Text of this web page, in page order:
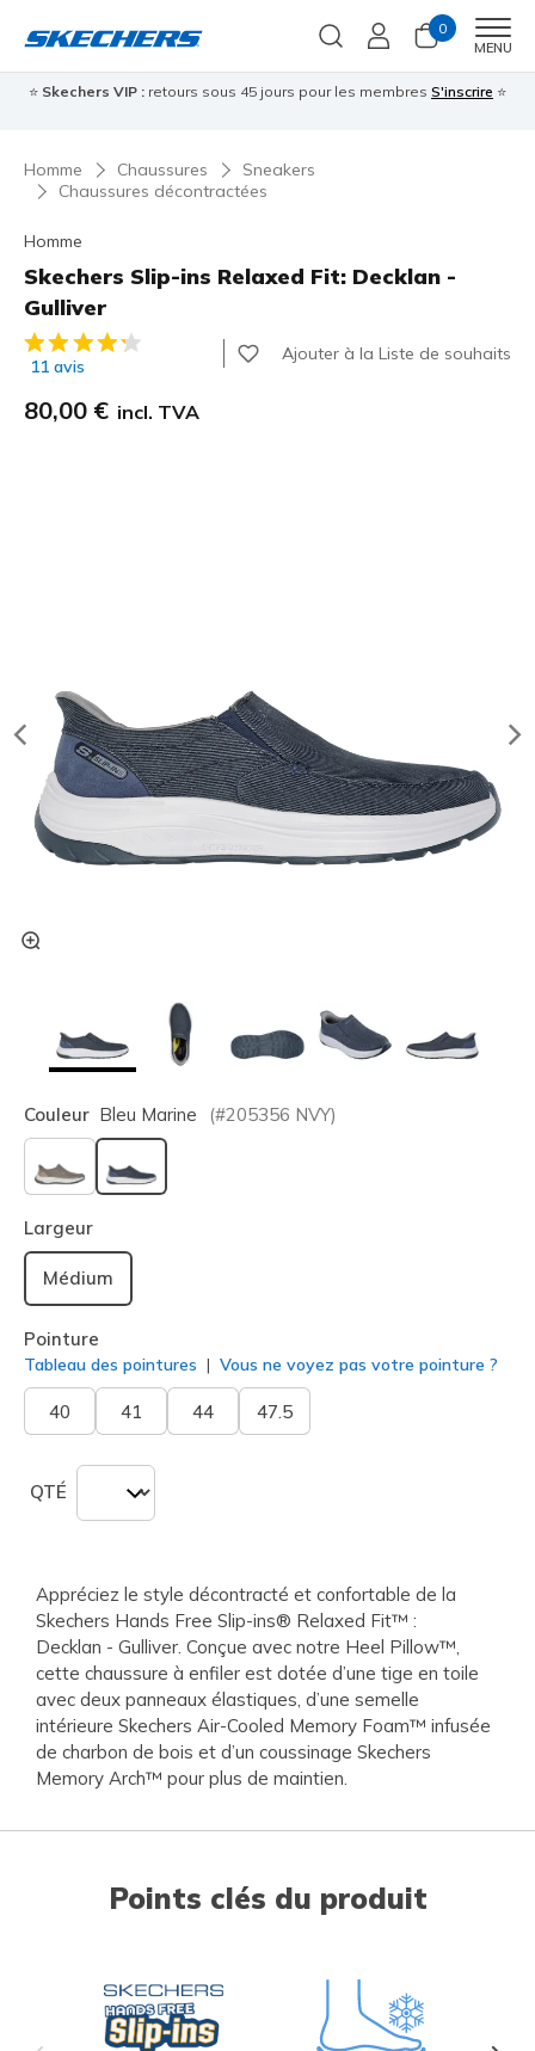
0
MENU
⭐ Skechers VIP : retours sous 45 jours pour les membres S'inscrire ⭐
Homme Chaussures
Sneakers
Chaussures décontractées
Homme
Skechers Slip-ins Relaxed Fit: Decklan -
Gulliver
Évaluation client 3,8 sur 5
11 avis
Ajouter à la Liste de souhaits
80,00 € incl. TVA
Couleur Bleu Marine (#205356 NVY)
sélectionné
Largeur
Médium
Pointure
Tableau des pointures Vous ne voyez pas votre pointure ?
40 41 44 47.5
QTÉ
Appréciez le style décontracté et confortable de la
Skechers Hands Free Slip-ins® Relaxed Fit™ :
Decklan - Gulliver. Conçue avec notre Heel Pillow™,
cette chaussure à enfiler est dotée d’une tige en toile
avec deux panneaux élastiques, d’une semelle
intérieure Skechers Air-Cooled Memory Foam™ infusée
de charbon de bois et d’un coussinage Skechers
Memory Arch™ pour plus de maintien.
Points clés du produit